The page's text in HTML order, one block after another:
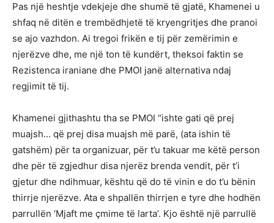
Pas një heshtje vdekjeje dhe shumë të gjatë, Khamenei u
shfaq në ditën e trembëdhjetë të kryengritjes dhe pranoi
se ajo vazhdon. Ai tregoi frikën e tij për zemërimin e
njerëzve dhe, me një ton të kundërt, theksoi faktin se
Rezistenca iraniane dhe PMOI janë alternativa ndaj
regjimit të tij.
Khamenei gjithashtu tha se PMOI “ishte gati që prej
muajsh… që prej disa muajsh më parë, (ata ishin të
gatshëm) për ta organizuar, për t’u takuar me këtë person
dhe për të zgjedhur disa njerëz brenda vendit, për t’i
gjetur dhe ndihmuar, kështu që do të vinin e do t’u bënin
thirrje njerëzve. Ata e shpallën thirrjen e tyre dhe hodhën
parrullën ‘Mjaft me çmime të larta’. Kjo është një parrullë